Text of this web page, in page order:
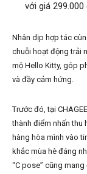
với giá 299.000
Nhân dịp hợp tác
chuỗi hoạt động trải
mộ Hello Kitty, góp
và đầy cảm hứng.
Trước đó, tại
thành điểm nhấn thu
hàng hòa mình vào
khắc mùa hè đáng
“C pose” cũng